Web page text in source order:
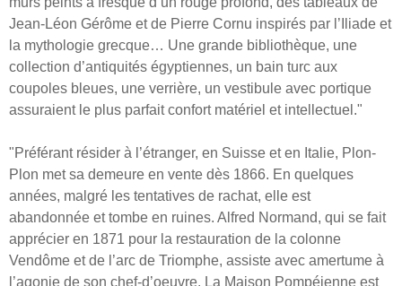
Jean-Léon Gérôme et de Pierre Cornu inspirés par l’Iliade et
la mythologie grecque… Une grande bibliothèque, une
collection d’antiquités égyptiennes, un bain turc aux
coupoles bleues, une verrière, un vestibule avec portique
assuraient le plus parfait confort matériel et intellectuel."
"Préférant résider à l’étranger, en Suisse et en Italie, Plon-
Plon met sa demeure en vente dès 1866. En quelques
années, malgré les tentatives de rachat, elle est
abandonnée et tombe en ruines. Alfred Normand, qui se fait
apprécier en 1871 pour la restauration de la colonne
Vendôme et de l’arc de Triomphe, assiste avec amertume à
l’agonie de son chef-d’oeuvre. La Maison Pompéienne est